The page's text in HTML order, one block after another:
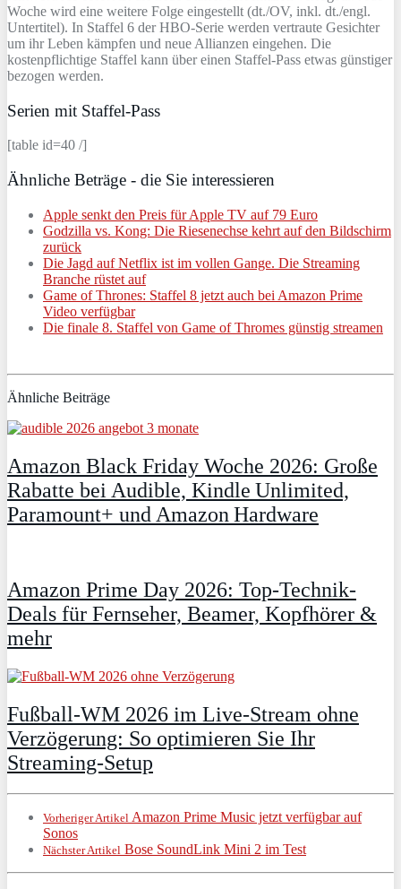
Woche wird eine weitere Folge eingestellt (dt./OV, inkl. dt./engl.
Untertitel). In Staffel 6 der HBO-Serie werden vertraute Gesichter
um ihr Leben kämpfen und neue Allianzen eingehen. Die
kostenpflichtige Staffel kann über einen Staffel-Pass etwas günstiger
bezogen werden.
Serien mit Staffel-Pass
[table id=40 /]
Ähnliche Beträge - die Sie interessieren
Apple senkt den Preis für Apple TV auf 79 Euro
Godzilla vs. Kong: Die Riesenechse kehrt auf den Bildschirm
zurück
Die Jagd auf Netflix ist im vollen Gange. Die Streaming
Branche rüstet auf
Game of Thrones: Staffel 8 jetzt auch bei Amazon Prime
Video verfügbar
Die finale 8. Staffel von Game of Thromes günstig streamen
Ähnliche Beiträge
Amazon Black Friday Woche 2026: Große
Rabatte bei Audible, Kindle Unlimited,
Paramount+ und Amazon Hardware
Amazon Prime Day 2026: Top-Technik-
Deals für Fernseher, Beamer, Kopfhörer &
mehr
Fußball-WM 2026 im Live-Stream ohne
Verzögerung: So optimieren Sie Ihr
Streaming-Setup
Vorheriger Artikel Amazon Prime Music jetzt verfügbar auf
Sonos
Nächster Artikel Bose SoundLink Mini 2 im Test